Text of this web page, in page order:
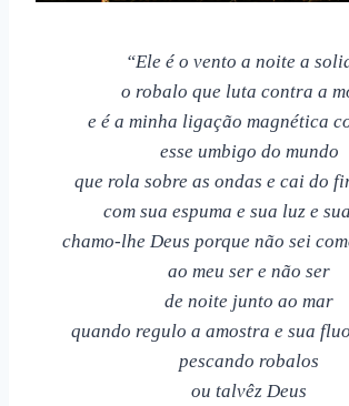
“Ele é o vento a noite a
o robalo que luta contra a
e é a minha ligação magnética
esse umbigo do mundo
que rola sobre as ondas e cai do
com sua espuma e sua luz e
chamo-lhe Deus porque não sei
ao meu ser e não ser
de noite junto ao mar
quando regulo a amostra e sua
pescando robalos
ou talvêz Deus